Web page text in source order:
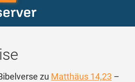
zu Matthäus 14,23 –